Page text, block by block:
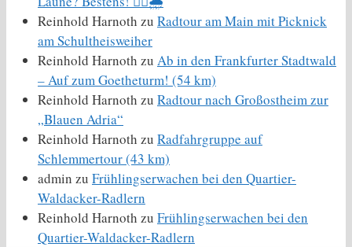
Reinhold Harnoth zu Radtour am Main mit Picknick
am Schultheisweiher
Reinhold Harnoth zu Ab in den Frankfurter Stadtwald
– Auf zum Goetheturm! (54 km)
Reinhold Harnoth zu Radtour nach Großostheim zur
„Blauen Adria“
Reinhold Harnoth zu Radfahrgruppe auf
Schlemmertour (43 km)
admin zu Frühlingserwachen bei den Quartier-
Waldacker-Radlern
Reinhold Harnoth zu Frühlingserwachen bei den
Quartier-Waldacker-Radlern